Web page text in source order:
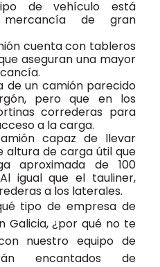
de vehículo está
de gran
cuenta con tableros
aseguran una mayor
de un camión parecido
pero que en los
correderas para
a la carga.
capaz de llevar
altura de carga útil que
aproximada de 100
igual que el tauliner,
a los laterales.
tipo de empresa de
Galicia, ¿por qué no te
nuestro equipo de
encantados de